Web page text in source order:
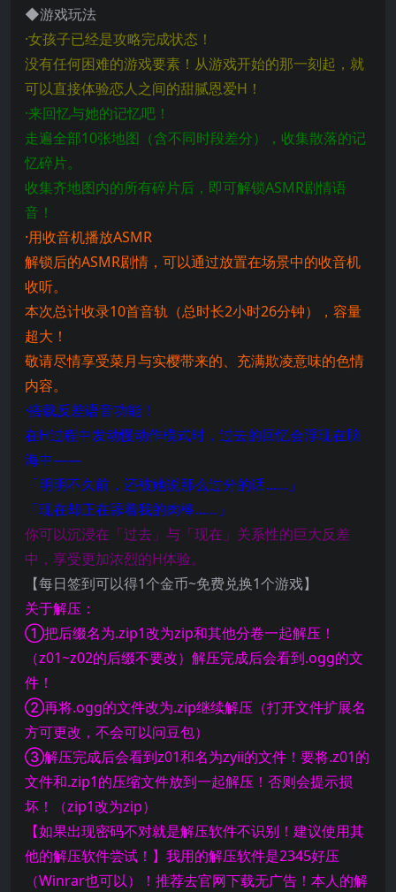
◆游戏玩法
·女孩子已经是攻略完成状态！
没有任何困难的游戏要素！从游戏开始的那一刻起，就
可以直接体验恋人之间的甜腻恩爱H！
·来回忆与她的记忆吧！
走遍全部10张地图（含不同时段差分），收集散落的记
忆碎片。
收集齐地图内的所有碎片后，即可解锁ASMR剧情语
音！
·用收音机播放ASMR
解锁后的ASMR剧情，可以通过放置在场景中的收音机
收听。
本次总计收录10首音轨（总时长2小时26分钟），容量
超大！
敬请尽情享受菜月与实樱带来的、充满欺凌意味的色情
内容。
·搭载反差语音功能！
在H过程中发动慢动作模式时，过去的回忆会浮现在脑
海中——
「明明不久前，还被她说那么过分的话……」
「现在却正在舔着我的肉棒……」
你可以沉浸在「过去」与「现在」关系性的巨大反差
中，享受更加浓烈的H体验。
【每日签到可以得1个金币~免费兑换1个游戏】
关于解压：
①把后缀名为.zip1改为zip和其他分卷一起解压！
（z01~z02的后缀不要改）解压完成后会看到.ogg的文
件！
②再将.ogg的文件改为.zip继续解压（打开文件扩展名
方可更改，不会可以问豆包）
③解压完成后会看到z01和名为zyii的文件！要将.z01的
文件和.zip1的压缩文件放到一起解压！否则会提示损
坏！（zip1改为zip）
【如果出现密码不对就是解压软件不识别！建议使用其
他的解压软件尝试！】我用的解压软件是2345好压
（Winrar也可以）！推荐去官网下载无广告！本人的解